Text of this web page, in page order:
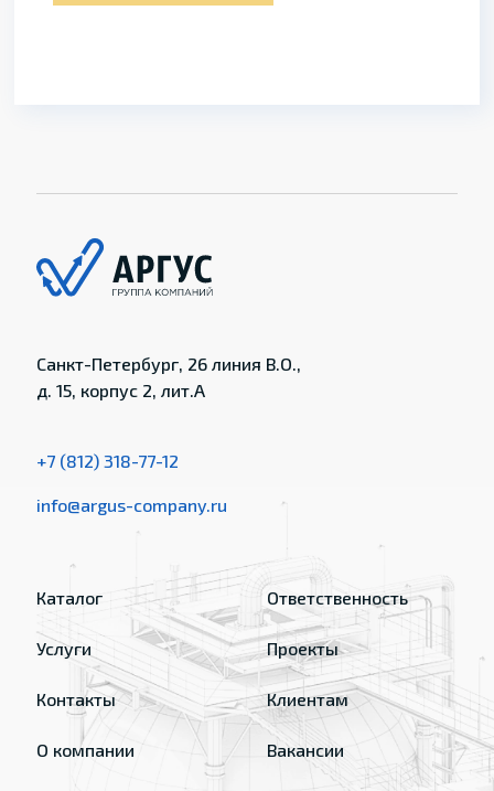
Санкт-Петербург, 26 линия В.О.,
д. 15, корпус 2, лит.А
+7 (812) 318-77-12
info@argus-company.ru
Каталог
Услуги
Контакты
О компании
Ответственность
Проекты
Клиентам
Вакансии